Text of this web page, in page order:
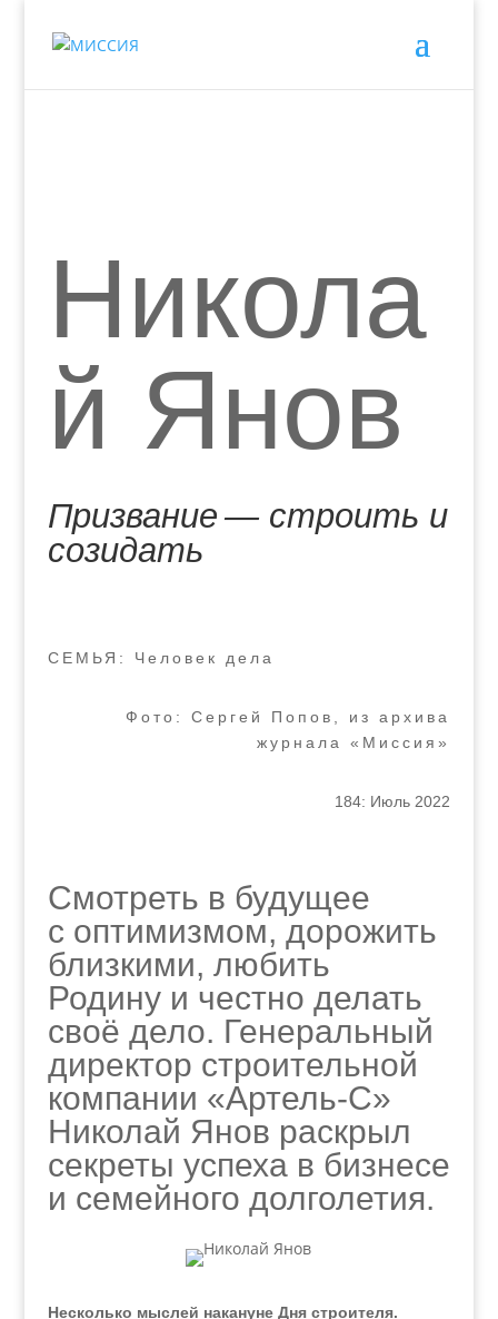
Никола
й Янов
Призвание — строить и
созидать
СЕМЬЯ: Человек дела
Фото: Сергей Попов, из архива
журнала «Миссия»
184: Июль 2022
Смотреть в будущее
с оптимизмом, дорожить
близкими, любить
Родину и честно делать
своё дело. Генеральный
директор строительной
компании «Артель-С»
Николай Янов раскрыл
секреты успеха в бизнесе
и семейного долголетия.
Несколько мыслей накануне Дня строителя.